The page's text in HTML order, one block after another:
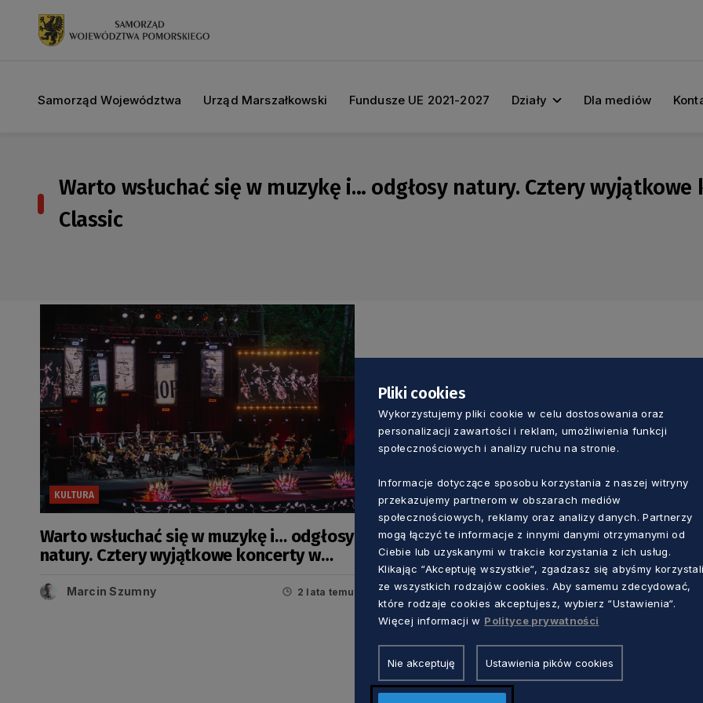
Samorząd Województwa Urząd Marszałkowski Fundusze UE 2021-2027 Działy Dla mediów
Warto wsłuchać się w muzykę i… odgłosy natury. Cztery
Classic
KULTURA
Warto wsłuchać się w muzykę i… odgłosy
natury. Cztery wyjątkowe koncerty w
Marcin Szumny 2 lata temu
Pliki cookies
Wykorzystujemy pliki cookie w celu dostosowania oraz
personalizacji zawartości i reklam, umożliwienia funkcji
społecznościowych i analizy ruchu na stronie.
Informacje dotyczące sposobu korzystania z naszej witryny
przekazujemy partnerom w obszarach mediów
społecznościowych, reklamy oraz analizy danych. Partnerzy
mogą łączyć te informacje z innymi danymi otrzymanymi od
Ciebie lub uzyskanymi w trakcie korzystania z ich usług.
Klikając “Akceptuję wszystkie“, zgadzasz się abyśmy
ze wszystkich rodzajów cookies. Aby samemu zdecydować,
które rodzaje cookies akceptujesz, wybierz “Ustawienia“.
Więcej informacji w Polityce prywatności
Nie akceptuję Ustawienia pików cookies